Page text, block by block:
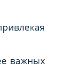
важных